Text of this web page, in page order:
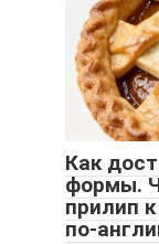
Как
формы.
прилип
по-